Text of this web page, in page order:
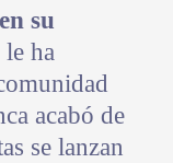
su
ha
acabó de
se lanzan